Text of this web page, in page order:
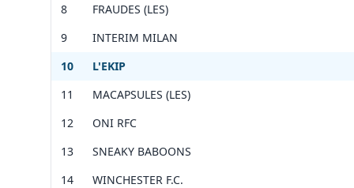
8
FRAUDES (LES)
9
INTERIM MILAN
10
L'EKIP
11
MACAPSULES (LES)
12
ONI RFC
13
SNEAKY BABOONS
14
WINCHESTER F.C.